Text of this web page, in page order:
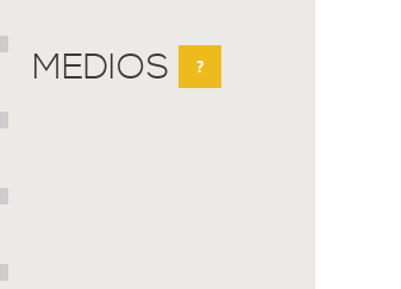
MEDIOS ?